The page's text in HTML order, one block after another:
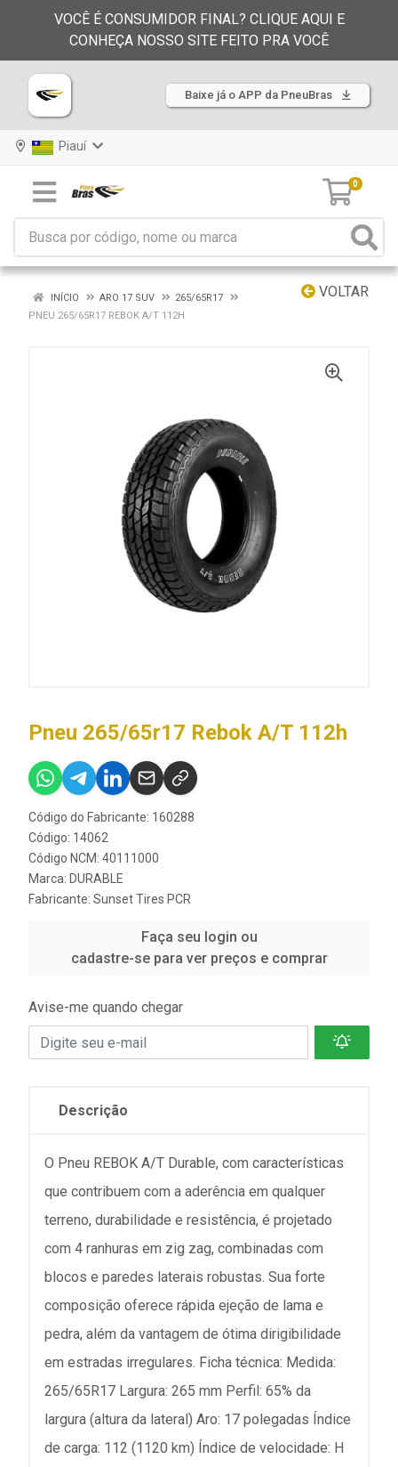
VOCÊ É CONSUMIDOR FINAL? CLIQUE AQUI E
CONHEÇA NOSSO SITE FEITO PRA VOCÊ
Baixe já o APP da PneuBras
Piauí
0
VOLTAR
INÍCIO ARO 17 SUV
265/65R17
PNEU 265/65R17 REBOK A/T 112H
Pneu 265/65r17 Rebok A/T 112h
Código do Fabricante: 160288
Código: 14062
Código NCM: 40111000
Marca: DURABLE
Fabricante: Sunset Tires PCR
Faça seu login ou
cadastre-se para ver preços e comprar
Avise-me quando chegar
Descrição
O Pneu REBOK A/T Durable, com características
que contribuem com a aderência em qualquer
terreno, durabilidade e resistência, é projetado
com 4 ranhuras em zig zag, combinadas com
blocos e paredes laterais robustas. Sua forte
composição oferece rápida ejeção de lama e
pedra, além da vantagem de ótima dirigibilidade
em estradas irregulares. Ficha técnica: Medida:
265/65R17 Largura: 265 mm Perfil: 65% da
largura (altura da lateral) Aro: 17 polegadas Índice
de carga: 112 (1120 km) Índice de velocidade: H